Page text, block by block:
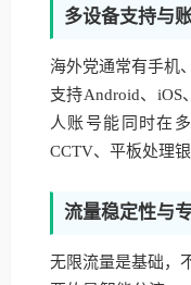
多设备支持与
海外党通常有手机
支持Android、iOS
人账号能同时在
CCTV、平板处理
流量稳定性与
无限流量是基础，